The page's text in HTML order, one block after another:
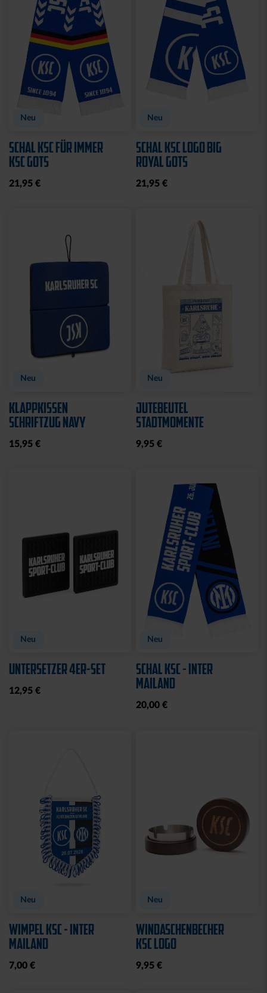
Neu
SCHAL KSC FÜR IMMER
KSC GOTS
21,95 €
Neu
SCHAL KSC LOGO BIG
ROYAL GOTS
21,95 €
Neu
KLAPPKISSEN
SCHRIFTZUG NAVY
15,95 €
Neu
JUTEBEUTEL
STADTMOMENTE
9,95 €
Neu
UNTERSETZER 4ER-SET
12,95 €
Neu
SCHAL KSC - INTER
MAILAND
20,00 €
Neu
WIMPEL KSC - INTER
MAILAND
7,00 €
Neu
WINDASCHENBECHER
KSC LOGO
9,95 €